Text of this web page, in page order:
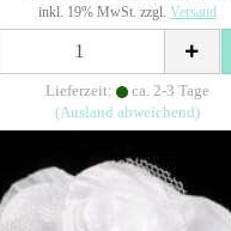
inkl. 19% MwSt. zzgl. Versand
Lieferzeit:
ca. 2-3 Tage
(Ausland abweichend)